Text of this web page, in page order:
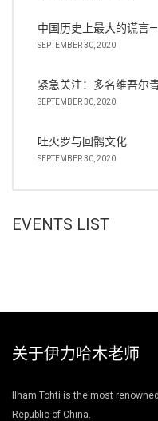
中国历史上最大的谎言
SEPTEMBER 30, 2020
紧急关注：多名维吾尔
SEPTEMBER 30, 2020
吐火罗与回鹘文化
SEPTEMBER 30, 2020
EVENTS LIST
关于伊力哈木老师
Ilham Tohti is the most
Republic of China.